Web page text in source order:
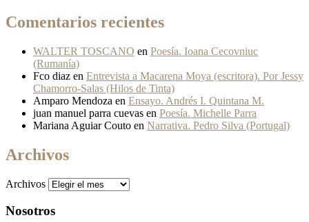
Comentarios recientes
WALTER TOSCANO en Poesía. Ioana Cecovniuc
(Rumanía)
Fco diaz en Entrevista a Macarena Moya (escritora). Por Jessy
Chamorro-Salas (Hilos de Tinta)
Amparo Mendoza en Ensayo. Andrés I. Quintana M.
juan manuel parra cuevas en Poesía. Michelle Parra
Mariana Aguiar Couto en Narrativa. Pedro Silva (Portugal)
Archivos
Archivos
Nosotros